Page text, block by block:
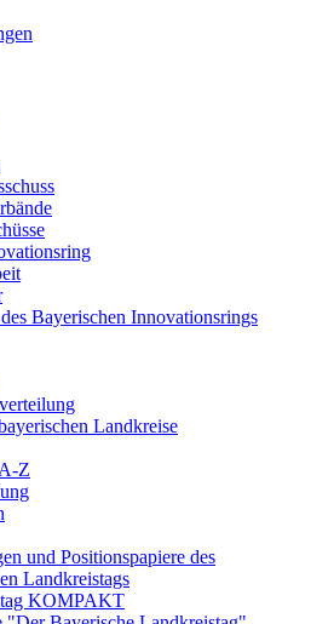
Bayerischen Innovationsrings
Landkreise
Z
und Positionspapiere des
Landkreistags
KOMPAKT